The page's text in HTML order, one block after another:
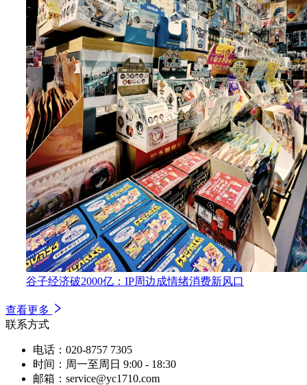
谷子经济破2000亿：IP周边成情绪消费新风口
查看更多
联系方式
电话：020-8757 7305
时间：周一至周日 9:00 - 18:30
邮箱：service@yc1710.com